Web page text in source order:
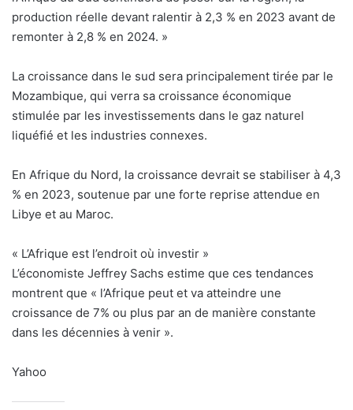
production réelle devant ralentir à 2,3 % en 2023 avant de
remonter à 2,8 % en 2024. »
La croissance dans le sud sera principalement tirée par le
Mozambique, qui verra sa croissance économique
stimulée par les investissements dans le gaz naturel
liquéfié et les industries connexes.
En Afrique du Nord, la croissance devrait se stabiliser à 4,3
% en 2023, soutenue par une forte reprise attendue en
Libye et au Maroc.
« L’Afrique est l’endroit où investir »
L’économiste Jeffrey Sachs estime que ces tendances
montrent que « l’Afrique peut et va atteindre une
croissance de 7% ou plus par an de manière constante
dans les décennies à venir ».
Yahoo